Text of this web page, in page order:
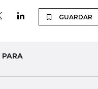
GUARDAR